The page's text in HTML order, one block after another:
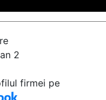
2
firmei pe